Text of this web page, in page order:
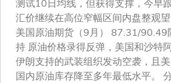
测试10日均线，但获得支撑，今早
汇价继续在高位窄幅区间内盘整观
美国原油期货（9月） 87.31/
持 原油价格录得反弹，美国和沙特
伊朗支持的武装组织发动空袭，且
国内原油库存降至多年最低水平。